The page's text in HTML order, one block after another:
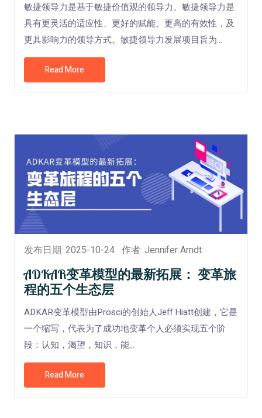
敏捷领导力是基于敏捷价值观的领导力。敏捷领导力是
具有更灵活的适应性、更好的赋能、更高的有效性，及
更具影响力的领导方式。敏捷领导力发展项目旨为...
Read More
发布日期: 2025-10-24 作者: Jennifer Arndt
ADKAR变革模型的最新拓展： 变革旅
程的五个生态层
ADKAR变革模型由Prosci的创始人Jeff Hiatt创建，它是
一个缩写，代表为了成功地变革个人必须实现五个阶
段：认知，渴望，知识，能...
Read More